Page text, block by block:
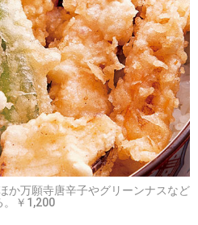
万願寺唐辛子やグリーンナスなど
。￥1,200